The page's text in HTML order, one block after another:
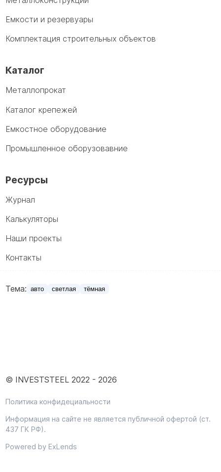
Емкости и резервуары
Комплектация строительных объектов
Каталог
Металлопрокат
Каталог крепежей
Емкостное оборудование
Промышленное оборузовавние
Ресурсы
Журнал
Калькуляторы
Наши проекты
Контакты
Тема: авто светлая тёмная
© INVESTSTEEL 2022 - 2026
Политика конфидециальности
Информация на сайте не является публичной офертой (ст.
437 ГК РФ).
Powered by ExLends